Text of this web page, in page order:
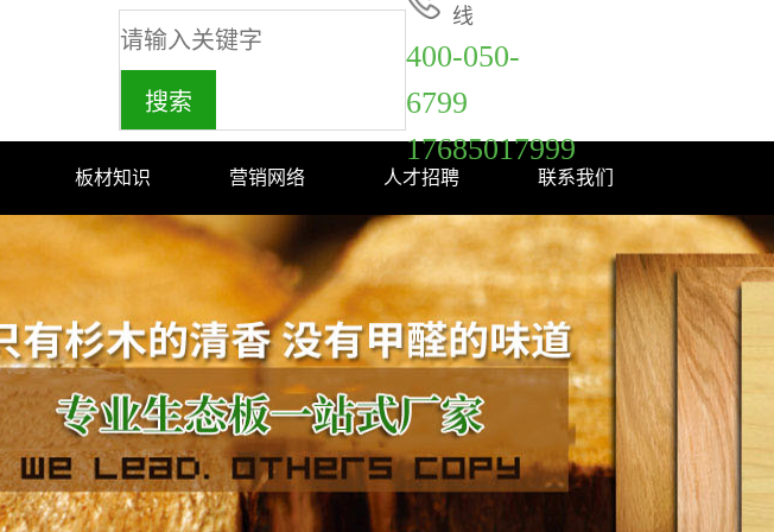
线
400-050-
6799
17685017999
板材知识 营销网络 人才招聘 联系我们